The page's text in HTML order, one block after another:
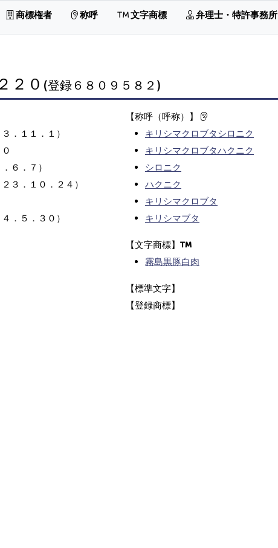
商標権者 称呼 文字商標 弁理士・特許事務所
２０ (登録６８０９５８２)
．１１．１）
６．７）
３．１０．２４）
．５．３０）
【称呼（呼称）】
キリシマクロブタシロニク
キリシマクロブタハクニク
シロニク
ハクニク
キリシマクロブタ
キリシマブタ
【文字商標】
霧島黒豚白肉
【標準文字】
【登録商標】